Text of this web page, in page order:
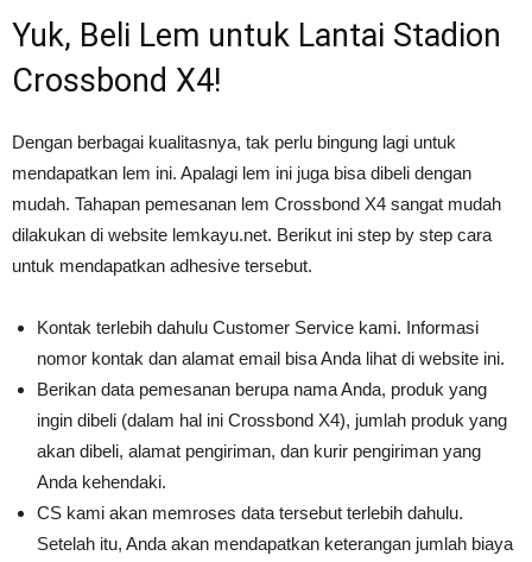
Yuk, Beli Lem untuk Lantai Stadion
Crossbond X4!
Dengan berbagai kualitasnya, tak perlu bingung lagi untuk
mendapatkan lem ini. Apalagi lem ini juga bisa dibeli dengan
mudah. Tahapan pemesanan lem Crossbond X4 sangat mudah
dilakukan di website lemkayu.net. Berikut ini step by step cara
untuk mendapatkan adhesive tersebut.
Kontak terlebih dahulu Customer Service kami. Informasi
nomor kontak dan alamat email bisa Anda lihat di website ini.
Berikan data pemesanan berupa nama Anda, produk yang
ingin dibeli (dalam hal ini Crossbond X4), jumlah produk yang
akan dibeli, alamat pengiriman, dan kurir pengiriman yang
Anda kehendaki.
CS kami akan memroses data tersebut terlebih dahulu.
Setelah itu, Anda akan mendapatkan keterangan jumlah biaya